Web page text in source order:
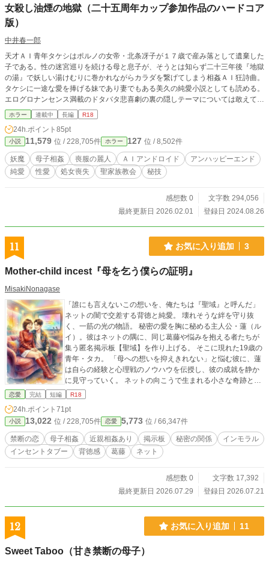
女殺し油煙の地獄（二十五周年カップ参加作品のハードコア
版）
中井春一郎
天才ＡＩ青年タケシはポルノの女帝・北条冴子が１７歳で産み落として遺棄した
子である。性の迷宮巡りを続ける母と息子が、そうとは知らず二十三年後『地獄
の湯』で妖しい湯けむりに巻かれながらカラダを繋げてしまう相姦ＡＩ狂詩曲。
タケシに一途な愛を捧げる妹であり妻でもある美久の純愛小説としても読める。
エログロナンセンス満載のドタバタ悲喜劇の裏の隠しテーマについては敢えて言
わない。 性愛場面については踏み込んだ描写とし、妄想場面も含め、その有様
がまざまざと眼に浮かぶものにした。母親と息子の相姦地獄だけでなく、二人を
囲む様々な女と男、あるいは女と女の、性と愛の万華鏡を御堪能いただけるので
はないかと。物語の中でＳＥＸを繰り広げる女を列挙をすると、冴子・美久・紀
香・聖良・緑子・麗華・明日香・絵里・今日子・志保・恵令奈・真理亜・紫、そ
してウサギちゃん。そはのうちで処女喪失も生々しく描いたのは、冴子・美久・
麗華・志保・恵令奈・真理亜です。誰もが燃え上がらせてしまう情欲の炎から眼
ホラー 連載中 長編 R18
24h.ポイント 85pt
小説 11,579 位 / 228,705件 ホラー 127 位 / 8,502件
妖魔 母子相姦 喪服の麗人 ＡＩアンドロイド
アンハッピーエンド
純愛
性愛 処女喪失 聖家族教会 秘技
感想数 0
文字数 294,056
最終更新日 2026.02.01
登録日 2024.08.26
11 お気に入り追加 3
Mother-child incest​『母を乞う僕らの証明』
MisakiNonagase
「誰にも言えないこの想いを、俺たちは『聖域』と呼んだ」
ネットの闇で交差する背徳と純愛。 壊れそうな絆を守り抜
く、一筋の光の物語。 秘密の愛を胸に秘める主人公・蓮（ル
イ）。彼はネットの隅に、同じ葛藤や悩みを抱える者たちが
集う匿名掲示板【聖域】を作り上げる。 そこに現れた19歳の
青年・タカ。 「母への想いを抑えきれない」と悩む彼に、蓮
は自らの経験と心理戦のノウハウを伝授し、彼の成就を静か
に見守っていく。 ネットの向こうで生まれる小さな奇跡と、
現実世界で母・弓子と重ねる密やかで濃厚な甘美の時間。 し
狙う悪質な悪意の影が忍び寄る――。 絶体絶命の流出危機、
謎の協力者『K』の登場、そして深まっていく同志たちの絆。
世間の正論や偏見から逃れ、愛する人と大切な居場所を守り
抜いた先に、蓮が掴み取った「真実の愛」の姿とは――。
恋愛 完結 短編 R18
24h.ポイント 71pt
小説 13,022 位 / 228,705件 恋愛 5,773 位 / 66,347件
禁断の恋 母子相姦 近親相姦あり 掲示板 秘密の関係
インモラル
インセントタブー
背徳感 葛藤 ネット
感想数 0
文字数 17,392
最終更新日 2026.07.29
登録日 2026.07.21
12 お気に入り追加 11
Sweet Taboo（甘き禁断の母子）